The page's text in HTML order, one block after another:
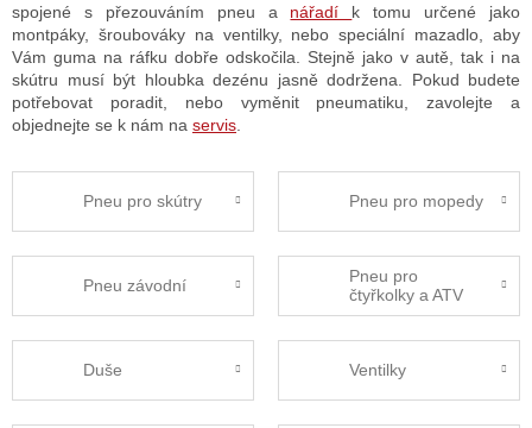
spojené s přezouváním pneu a nářadí k tomu určené jako
montpáky, šroubováky na ventilky, nebo speciální mazadlo, aby
Vám guma na ráfku dobře odskočila. Stejně jako v autě, tak i na
skútru musí být hloubka dezénu jasně dodržena. Pokud budete
potřebovat poradit, nebo vyměnit pneumatiku, zavolejte a
objednejte se k nám na servis
Pneu pro skútry Pneu pro mopedy
Pneu závodní
Pneu pro
čtyřkolky a ATV
Duše Ventilky